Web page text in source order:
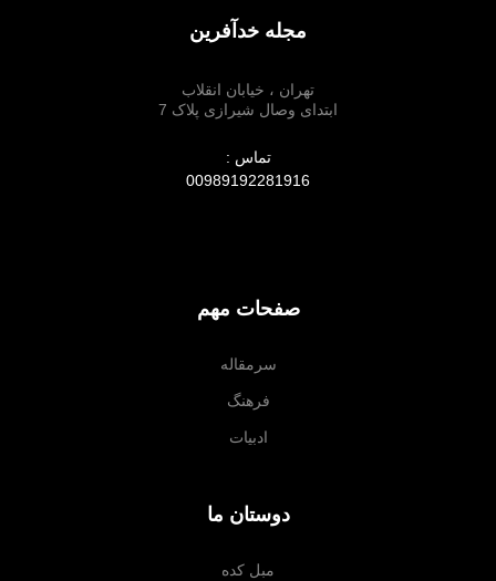
مجله خدآفرین
تهران ، خیابان انقلاب
ابتدای وصال شیرازی پلاک 7
تماس :
00989192281916
صفحات مهم
سرمقاله
فرهنگ
ادبیات
دوستان ما
مبل کده